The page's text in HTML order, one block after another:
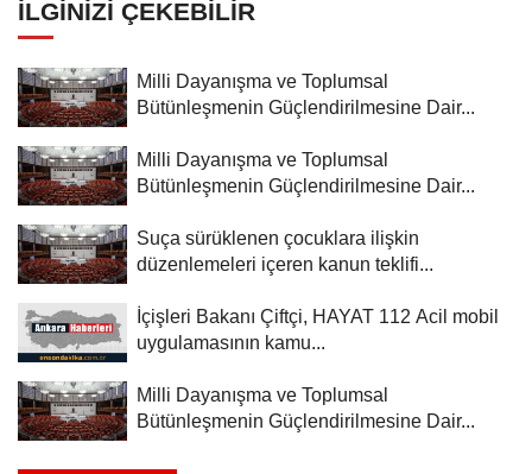
İLGINIZI ÇEKEBILIR
Milli Dayanışma ve Toplumsal
Bütünleşmenin Güçlendirilmesine Dair...
Milli Dayanışma ve Toplumsal
Bütünleşmenin Güçlendirilmesine Dair...
Suça sürüklenen çocuklara ilişkin
düzenlemeleri içeren kanun teklifi...
İçişleri Bakanı Çiftçi, HAYAT 112 Acil mobil
uygulamasının kamu...
Milli Dayanışma ve Toplumsal
Bütünleşmenin Güçlendirilmesine Dair...